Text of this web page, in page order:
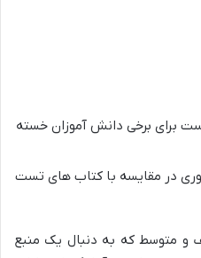
برای برخی دانش آموزان خسته
در مقایسه با کتاب های تست
و متوسط که به دنبال یک منبع